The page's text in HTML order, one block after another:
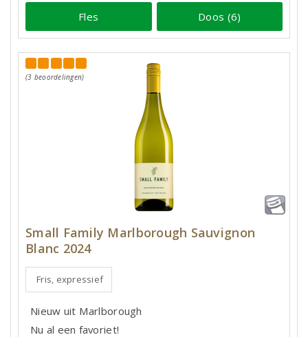
Fles Doos (6)
(3 beoordelingen)
Small Family Marlborough Sauvignon
Blanc 2024
Fris, expressief
Nieuw uit Marlborough
Nu al een favoriet!